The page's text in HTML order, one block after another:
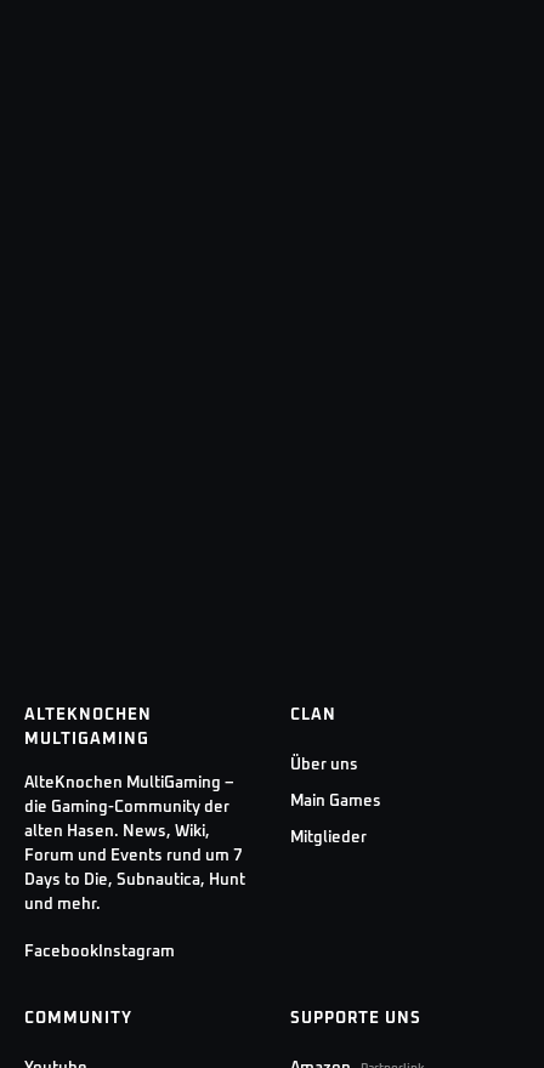
ALTEKNOCHEN
MULTIGAMING
AlteKnochen MultiGaming –
die Gaming-Community der
alten Hasen. News, Wiki,
Forum und Events rund um 7
Days to Die, Subnautica, Hunt
und mehr.
Facebook Instagram
CLAN
Über uns
Main Games
Mitglieder
COMMUNITY SUPPORTE UNS